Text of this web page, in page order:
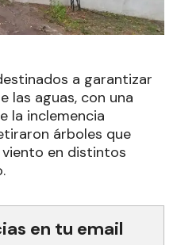
a garantizar
las aguas, con una
la inclemencia
árboles que
en distintos
en tu email